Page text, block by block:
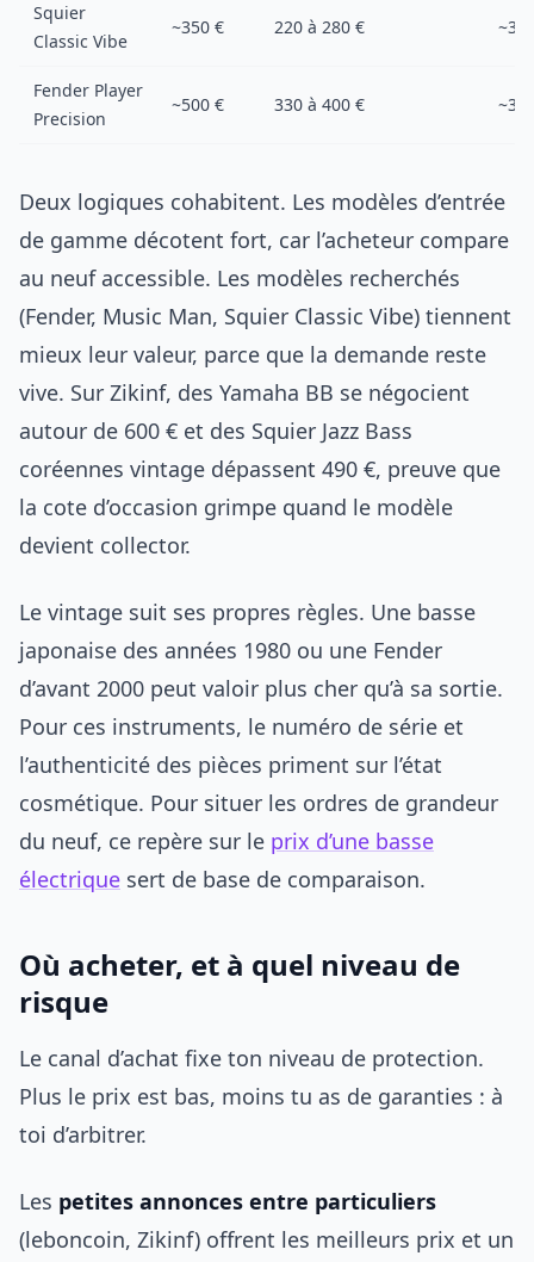
Squier
Classic Vibe
~350 € 220 à 280 € ~30
Fender Player
Precision
~500 € 330 à 400 € ~30
Deux logiques cohabitent. Les modèles d’entrée
de gamme décotent fort, car l’acheteur compare
au neuf accessible. Les modèles recherchés
(Fender, Music Man, Squier Classic Vibe) tiennent
mieux leur valeur, parce que la demande reste
vive. Sur Zikinf, des Yamaha BB se négocient
autour de 600 € et des Squier Jazz Bass
coréennes vintage dépassent 490 €, preuve que
la cote d’occasion grimpe quand le modèle
devient collector.
Le vintage suit ses propres règles. Une basse
japonaise des années 1980 ou une Fender
d’avant 2000 peut valoir plus cher qu’à sa sortie.
Pour ces instruments, le numéro de série et
l’authenticité des pièces priment sur l’état
cosmétique. Pour situer les ordres de grandeur
du neuf, ce repère sur le prix d’une basse
électrique sert de base de comparaison.
Où acheter, et à quel niveau de
risque
Le canal d’achat fixe ton niveau de protection.
Plus le prix est bas, moins tu as de garanties : à
toi d’arbitrer.
Les petites annonces entre particuliers
(leboncoin, Zikinf) offrent les meilleurs prix et un